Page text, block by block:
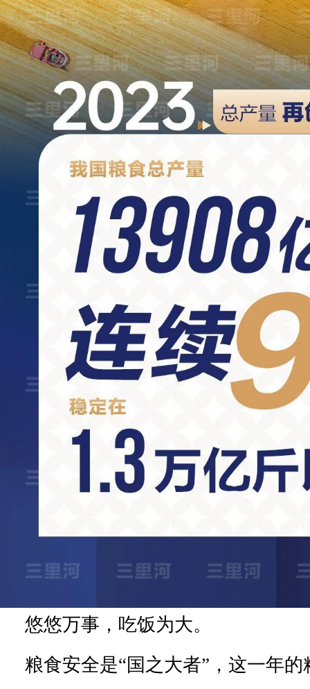
悠悠万事，吃饭为大。
粮食安全是“国之大者”，这一年